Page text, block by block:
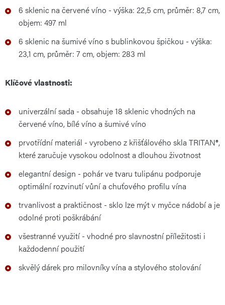
6 sklenic na červené víno - výška: 22,5 cm, průměr: 8,7 cm,
objem: 497 ml
6 sklenic na šumivé víno s bublinkovou špičkou - výška:
23,1 cm, průměr: 7 cm, objem: 283 ml
Klíčové vlastnosti:
univerzální sada - obsahuje 18 sklenic vhodných na
červené víno, bílé víno a šumivé víno
prvotřídní materiál - vyrobeno z křišťálového skla TRITAN®,
které zaručuje vysokou odolnost a dlouhou životnost
elegantní design - pohár ve tvaru tulipánu podporuje
optimální rozvinutí vůní a chuťového profilu vína
trvanlivost a praktičnost - sklo lze mýt v myčce nádobí a je
odolné proti poškrábání
všestranné využití - vhodné pro slavnostní příležitosti i
každodenní použití
skvělý dárek pro milovníky vína a stylového stolování